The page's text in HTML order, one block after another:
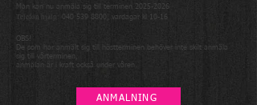
Man kan nu anmäla sig till terminen 2025-2026
Telefon hjälp: 040 539 8800 , vardagar kl 10-16
OBS!
De som har anmält sig till höstterminen behöver inte skilt anmäla
sig till vårterminen,
anmälan är i kraft också under våren.
ANMÄLNING